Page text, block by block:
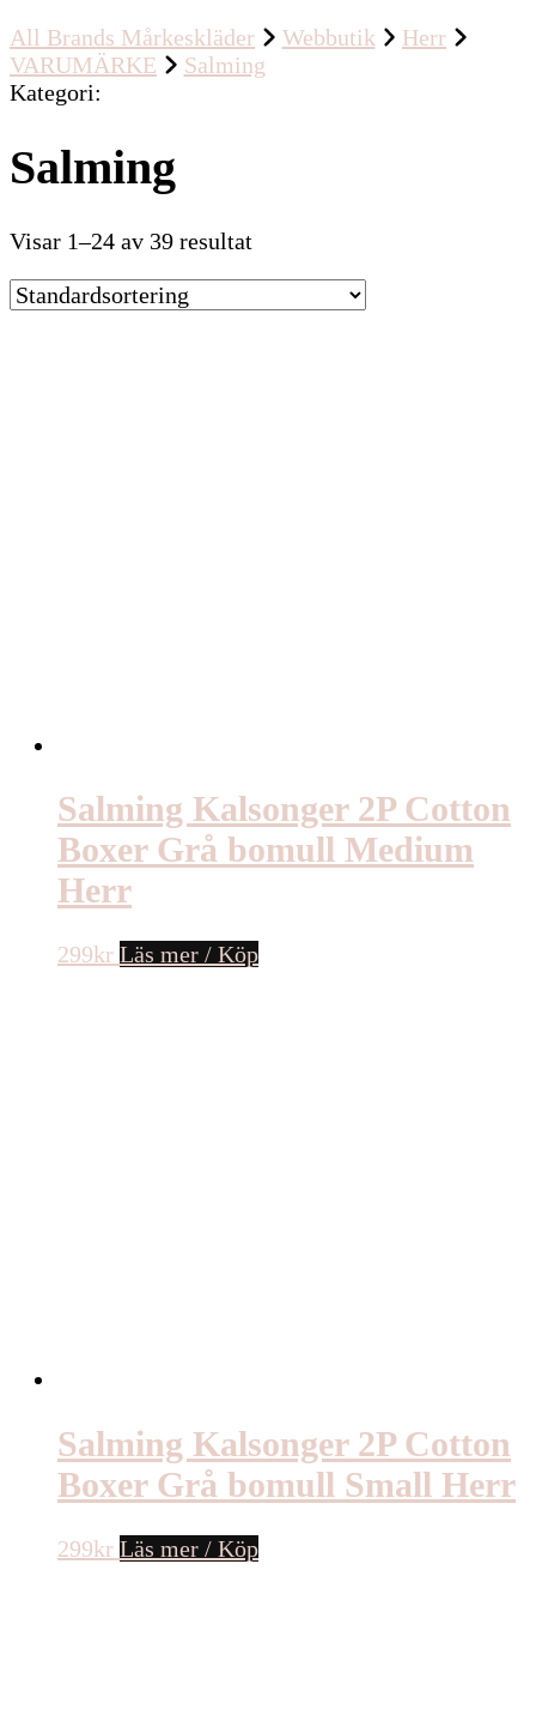
All Brands Mårkeskläder Webbutik
Herr
VARUMÄRKE
Salming
Kategori:
Salming
Visar 1–24 av 39 resultat
Salming Kalsonger 2P Cotton
Boxer Grå bomull Medium
Herr
299kr Läs mer / Köp
Salming Kalsonger 2P Cotton
Boxer Grå bomull Small Herr
299kr Läs mer / Köp